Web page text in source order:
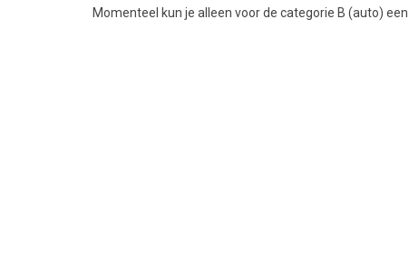
Momenteel kun je alleen voor de categorie B (auto)